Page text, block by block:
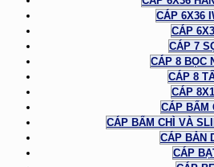
CÁP 6X36
CÁP
CÁP 7
CÁP 8 BỌC
CÁP 8
CÁP
CÁP BẤM
CÁP BẤM CHÌ VÀ
CÁP BẢN
CÁP